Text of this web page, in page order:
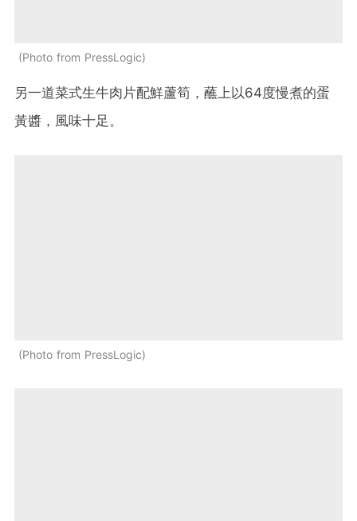
Photo from PressLogic
另一道菜式生牛肉片配鮮蘆筍，蘸上以64度慢煮的蛋
黃醬，風味十足。
Photo from PressLogic